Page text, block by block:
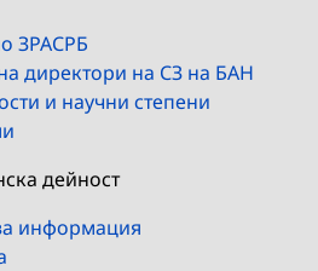
ЗРАСРБ
директори на СЗ на БАН
и научни степени
дейност
информация